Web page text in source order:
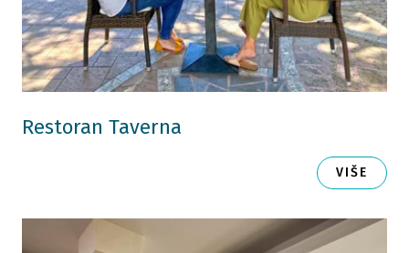
Restoran Taverna
VIŠE